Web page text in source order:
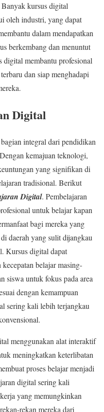
kursus digital
oleh industri, yang dapat
dalam mendapatkan
berkembang dan menuntut
digital membantu profesional
dan siap menghadapi
Digital
integral dari pendidikan
kemajuan teknologi,
yang signifikan di
tradisional. Berikut
Digital. Pembelajaran
untuk belajar kapan
bagi mereka yang
daerah yang sulit dijangkau
Kursus digital dapat
belajar masing-
siswa untuk fokus pada area
dengan kemampuan
sering kali lebih terjangkau
menggunakan alat interaktif
meningkatkan keterlibatan
proses belajar menjadi
digital sering kali
yang memungkinkan
rekan mereka dari